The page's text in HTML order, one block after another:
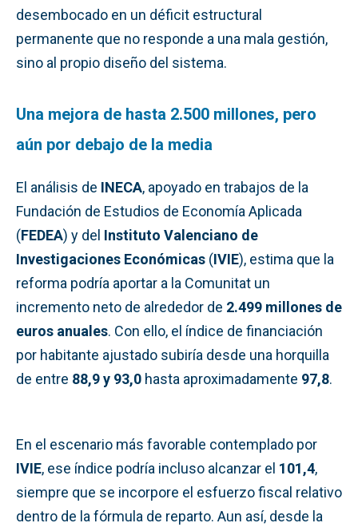
desembocado en un déficit estructural
permanente que no responde a una mala gestión,
sino al propio diseño del sistema.
Una mejora de hasta 2.500 millones, pero
aún por debajo de la media
El análisis de INECA, apoyado en trabajos de la
Fundación de Estudios de Economía Aplicada
(FEDEA) y del Instituto Valenciano de
Investigaciones Económicas (IVIE), estima que la
reforma podría aportar a la Comunitat un
incremento neto de alrededor de 2.499 millones de
euros anuales. Con ello, el índice de financiación
por habitante ajustado subiría desde una horquilla
de entre 88,9 y 93,0 hasta aproximadamente 97,8.
En el escenario más favorable contemplado por
IVIE, ese índice podría incluso alcanzar el 101,4,
siempre que se incorpore el esfuerzo fiscal relativo
dentro de la fórmula de reparto. Aun así, desde la